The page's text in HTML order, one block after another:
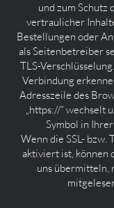
und zum Schutz
vertraulicher
Bestellungen oder
als Seitenbetreiber
TLS-
Verbindung
Adresszeile des
„https://“ wechselt
Symbol in
Wenn die SSL- bzw.
aktiviert ist, können
uns übermitteln,